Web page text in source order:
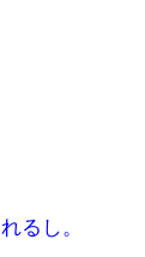
るし。